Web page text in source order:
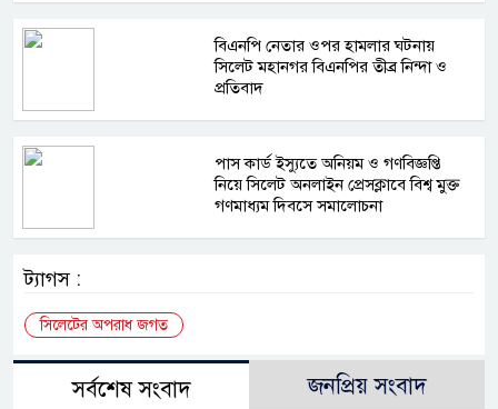
বিএনপি নেতার ওপর হামলার ঘটনায়
সিলেট মহানগর বিএনপির তীব্র নিন্দা ও
প্রতিবাদ
পাস কার্ড ইস্যুতে অনিয়ম ও গণবিজ্ঞপ্তি
নিয়ে সিলেট অনলাইন প্রেসক্লাবে বিশ্ব মুক্ত
গণমাধ্যম দিবসে সমালোচনা
ট্যাগস :
সিলেটের অপরাধ জগত
সর্বশেষ সংবাদ জনপ্রিয় সংবাদ